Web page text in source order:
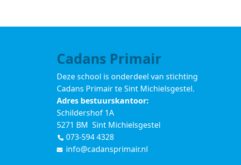
Cadans Primair
Deze school is onderdeel van stichting
Cadans Primairte Sint Michielsgestel.
Adres bestuurskantoor:
Schildershof 1A
5271 BM Sint Michielsgestel
073-594 4328
info@cadansprimair.nl